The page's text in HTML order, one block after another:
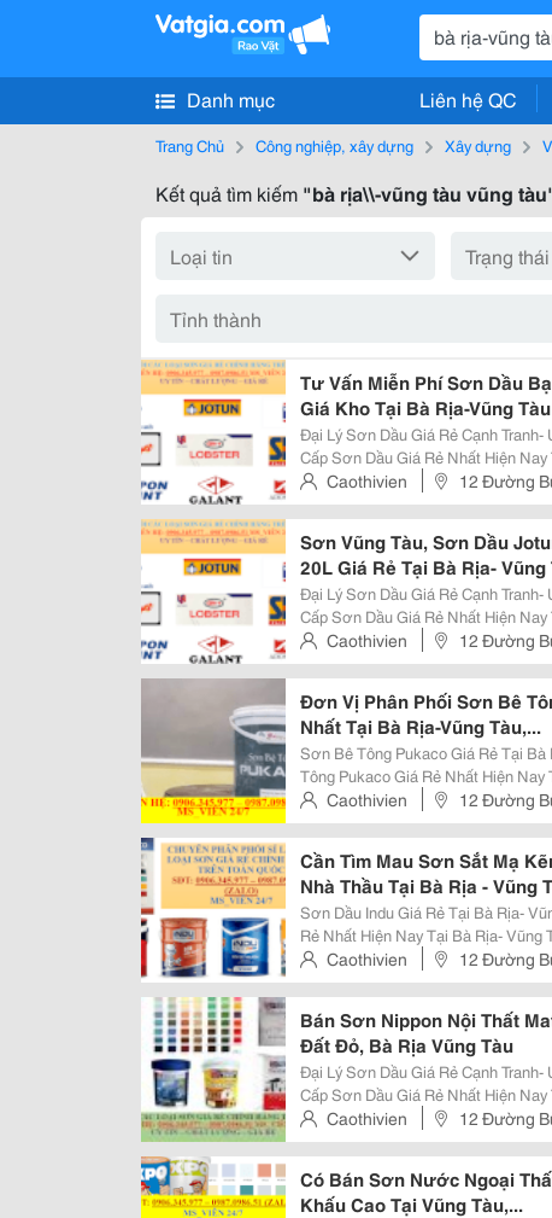
Danh mục Liên hệ QC
Trang Chủ Công nghiệp, xây dựng Xây dựng
Kết quả tìm kiếm "bà rịa\\-vũng tàu vũng
Tư Vấn Miễn Phí Sơn Dầu
Giá Kho Tại Bà Rịa-Vũng Tàu
Đại Lý Sơn Dầu Giá Rẻ Cạnh Tranh- Uy Tín
Cấp Sơn Dầu Giá Rẻ Nhất Hiện
Châu Đức, Xuyên Mộc, Tân Thành, Long
Dầu Giá Rẻ, Uy Tín Tại Bà...
Caothivien
12 Đường
Hồ Chí Minh, Việt Nam
Sơn Vũng Tàu, Sơn Dầu
20L Giá Rẻ Tại Bà Rịa- Vũng
Đại Lý Sơn Dầu Giá Rẻ Cạnh Tranh- Uy Tín
Cấp Sơn Dầu Giá Rẻ Nhất Hiện
Châu Đức, Xuyên Mộc, Tân Thành, Long
Sơn Dầu Jotun, Jotun...
Caothivien
12 Đường
Hồ Chí Minh, Việt Nam
Đơn Vị Phân Phối Sơn Bê
Nhất Tại Bà Rịa-Vũng Tàu,...
Sơn Bê Tông Pukaco Giá Rẻ Tại Bà Rịa- Vũng Tàu
Tông Pukaco Giá Rẻ Nhất Hiện
Châu Đức, Xuyên Mộc, Tân Thành, Long
Sơn Tường Bê Tông Đầu Tiên,...
Caothivien
12 Đường
Hồ Chí Minh, Việt Nam
Cần Tìm Mau Sơn Sắt Mạ
Nhà Thầu Tại Bà Rịa - Vũng
Sơn Dầu Indu Giá Rẻ Tại Bà Rịa- Vũng Tàu Đại Lý Cung Cấp Sơn
Rẻ Nhất Hiện Nay Tại Bà Rịa-
Mộc, Tân Thành, Long Điền, Đất Đỏ, Côn Đảo Đại Lý Bán
Indu Giá Rẻ Tại Bà...
Caothivien
12 Đường
Hồ Chí Minh, Việt Nam
Bán Sơn Nippon Nội Thất
Đất Đỏ, Bà Rịa Vũng Tàu
Đại Lý Sơn Dầu Giá Rẻ Cạnh Tranh- Uy Tín
Cấp Sơn Dầu Giá Rẻ Nhất Hiện
Châu Đức, Xuyên Mộc, Tân Thành, Long
1 Sơn Dầu Galant, Á Đông...
Caothivien
12 Đường
Hồ Chí Minh, Việt Nam
Có Bán Sơn Nước Ngoại
Khấu Cao Tại Vũng Tàu,...